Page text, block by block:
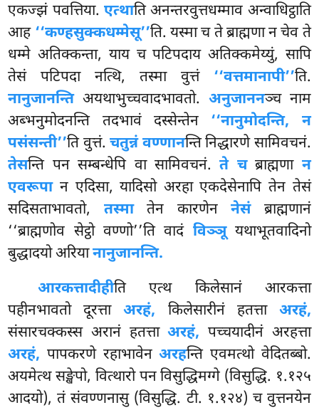
एकज्झं पवत्तिया. एत्थाति अनन्तरवुत्तधम्माव अन्वाधिट्ठाति
आह ‘‘कण्हसुक्कधम्मेसू’’ति. यस्मा च ते ब्राह्मणा न चेव ते
धम्मे अतिक्कन्ता, याय च पटिपदाय अतिक्कमेय्युं, सापि
तेसं पटिपदा नत्थि, तस्मा वुत्तं ‘‘वत्तमानापी’’ति.
नानुजानन्तिअयथाभुच्चवादभावतो. अनुजाननञ्च नाम
अब्भनुमोदनन्ति तदभावं दस्सेन्तेन ‘‘नानुमोदन्ति, न
पसंसन्ती’’ति वुत्तं.चतुन्नं वण्णानन्ति निद्धारणे सामिवचनं.
तेसन्ति पन सम्बन्धेपि वा सामिवचनं.ते चब्राह्मणा न
एवरूपान एदिसा, यादिसो अरहा एकदेसेनापि तेन तेसं
सदिसताभावतो, तस्मातेन कारणेननेसंब्राह्मणानं
‘‘ब्राह्मणोव सेट्ठो वण्णो’’ति वादं विञ्ञूयथाभूतवादिनो
बुद्धादयो अरियानानुजानन्ति.
आरकत्तादीहीतिएत्थ किलेसानं आरकत्ता
पहीनभावतो दूरत्ताअरहं, किलेसारीनं हतत्ता अरहं,
संसारचक्कस्स अरानं हतत्ताअरहं, पच्चयादीनं अरहत्ता
अरहं, पापकरणे रहाभावेनअरहन्ति एवमत्थो वेदितब्बो.
अयमेत्थ सङ्खेपो, वित्थारो पन विसुद्धिमग्गे (विसुद्धि. १.१२५
आदयो), तं संवण्णनासु (विसुद्धि. टी. १.१२४) च वुत्तनयेन